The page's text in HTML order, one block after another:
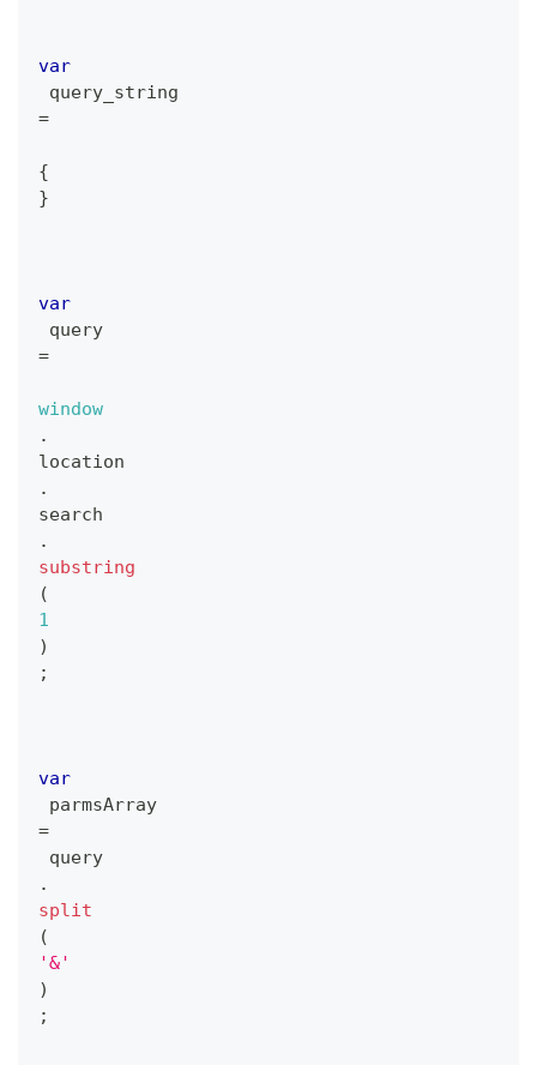
var
query_string
=
{
}
var
query
=
window
.
location
.
search
.
substring
(
1
)
;
var
parmsArray
=
query
.
split
(
'&'
)
;